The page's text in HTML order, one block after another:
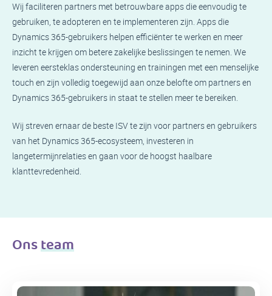
Wij faciliteren partners met betrouwbare apps die eenvoudig te
gebruiken, te adopteren en te implementeren zijn. Apps die
Dynamics 365-gebruikers helpen efficiënter te werken en meer
inzicht te krijgen om betere zakelijke beslissingen te nemen. We
leveren eersteklas ondersteuning en trainingen met een menselijke
touch en zijn volledig toegewijd aan onze belofte om partners en
Dynamics 365-gebruikers in staat te stellen meer te bereiken.
Wij streven ernaar de beste ISV te zijn voor partners en gebruikers
van het Dynamics 365-ecosysteem, investeren in
langetermijnrelaties en gaan voor de hoogst haalbare
klanttevredenheid.
Onsteam